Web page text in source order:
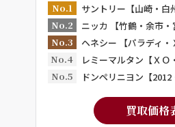
No.1
サントリー【山崎・白
No.2
ニッカ 【竹鶴・余市・
No.3
ヘネシー 【パラディ・
No.4
レミーマルタン【ＸＯ
No.5
ドンペリニヨン【2012
買取価格